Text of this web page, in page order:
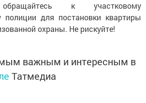
к участковому
полиции для постановки квартиры
охраны. Не рискуйте!
важным и интересным в
Татмедиа